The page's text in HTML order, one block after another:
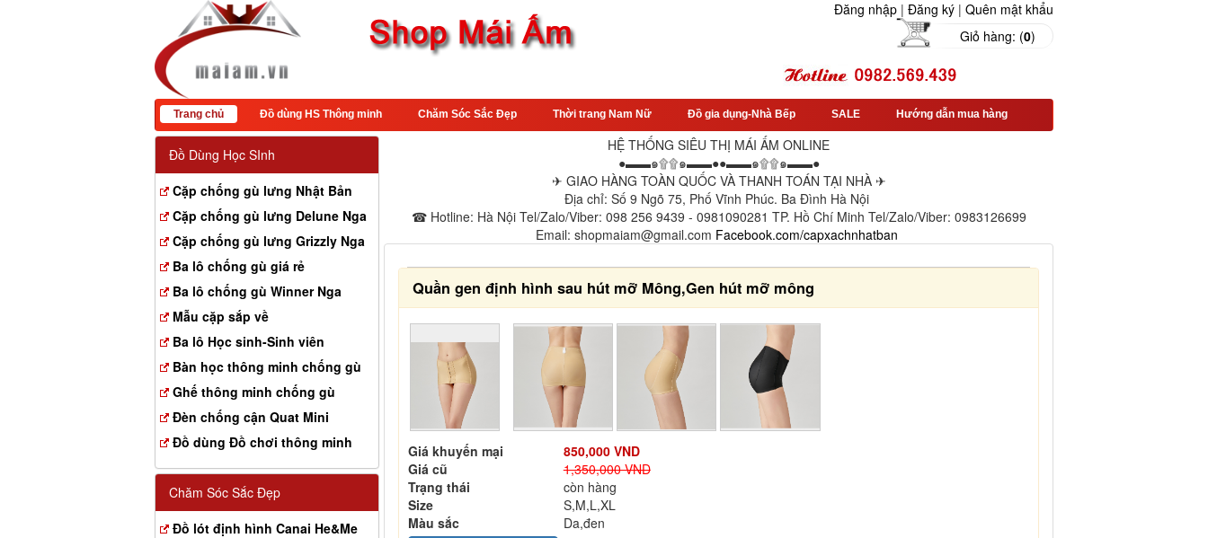
Đăng nhập | Đăng ký | Quên mật khẩu
Giỏ hàng: (0)
Trang chủ Đồ dùng HS Thông minh Chăm Sóc Sắc Đẹp Thời trang Nam Nữ Đồ gia dụng-Nhà Bếp SALE Hướng dẫn mua hàng
Đồ Dùng Học SInh
Cặp chống gù lưng Nhật Bản
Cặp chống gù lưng Delune Nga
Cặp chống gù lưng Grizzly Nga
Ba lô chống gù giá rẻ
Ba lô chống gù Winner Nga
Mẫu cặp sắp về
Ba lô Học sinh-Sinh viên
Bàn học thông minh chống gù
Ghế thông minh chống gù
Đèn chống cận Quat Mini
Đồ dùng Đồ chơi thông minh
Chăm Sóc Sắc Đẹp
Đồ lót định hình Canai He&Me
HỆ THỐNG SIÊU THỊ MÁI ẤM ONLINE
●▬▬๑۩۩๑▬▬●●▬▬๑۩۩๑▬▬●
✈ GIAO HÀNG TOÀN QUỐC VÀ THANH TOÁN TẠI NHÀ ✈
Địa chỉ: Số 9 Ngõ 75, Phố Vĩnh Phúc. Ba Đình Hà Nội
☎ Hotline: Hà Nội Tel/Zalo/Viber: 098 256 9439 - 0981090281 TP. Hồ Chí Minh Tel/Zalo/Viber: 0983126699
Email: shopmaiam@gmail.com Facebook.com/capxachnhatban
Quần gen định hình sau hút mỡ Mông,Gen hút mỡ mông
Giá khuyến mại
850,000 VND
Giá cũ
1,350,000 VND
Trạng thái
còn hàng
Size
S,M,L,XL
Màu sắc
Da,đen